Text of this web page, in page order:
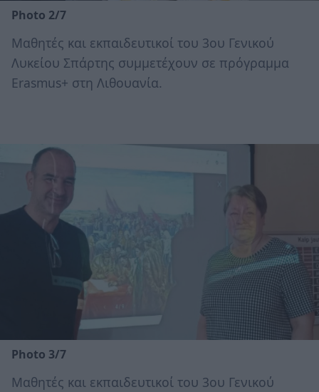
Photo 2/7
Μαθητές και εκπαιδευτικοί του 3ου Γενικού
Λυκείου Σπάρτης συμμετέχουν σε πρόγραμμα
Erasmus+ στη Λιθουανία.
Photo 3/7
Μαθητές και εκπαιδευτικοί του 3ου Γενικού